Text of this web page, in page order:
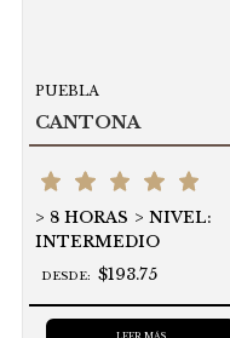
PUEBLA
CANTONA
8 HORAS
NIVEL:
INTERMEDIO
DESDE: $193.75
LEER MÁS